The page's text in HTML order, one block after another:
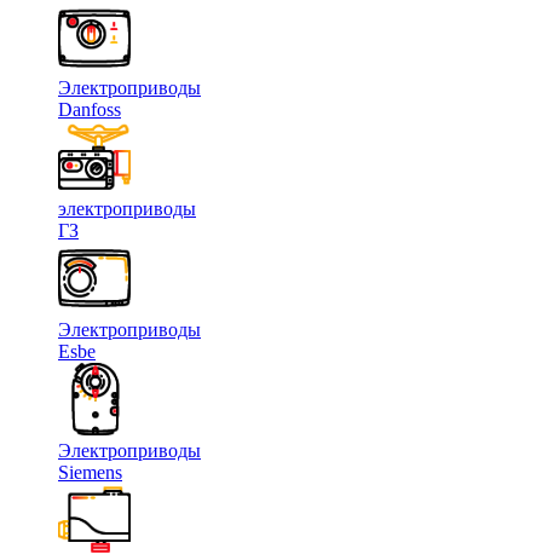
Электроприводы
Danfoss
электроприводы
ГЗ
Электроприводы
Esbe
Электроприводы
Siemens